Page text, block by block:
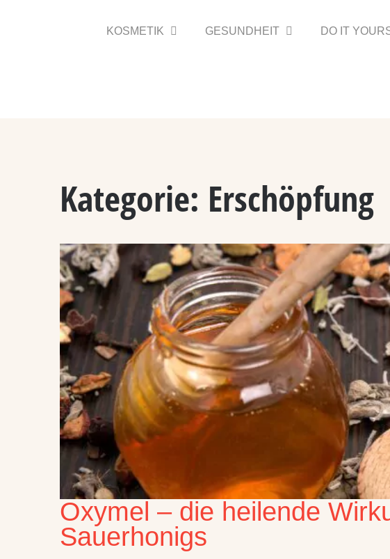
KOSMETIK GESUNDHEIT DO IT
Kategorie: Erschöpfung
Oxymel – die heilende
Sauerhonigs